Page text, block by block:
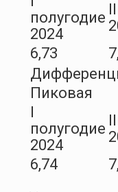
полугодие
2024
6,73
Пиковая
полугодие
2024
6,74